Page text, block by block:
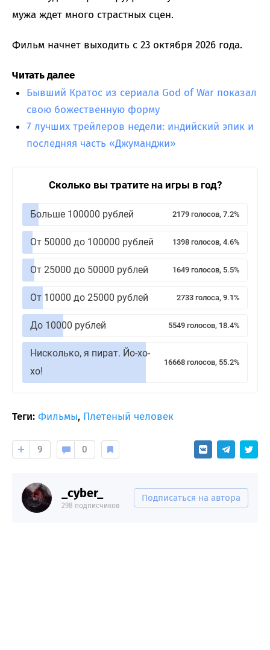
мужа ждет много страстных сцен.
Фильм начнет выходить с 23 октября 2026 года.
Читать далее
Бывший Кратос из сериала God of War показал
свою божественную форму
7 лучших трейлеров недели: индийский эпик и
последняя часть «Джуманджи»
Сколько вы тратите на игры в год?
Больше 100000 рублей 2179 голосов, 7.2%
От 50000 до 100000 рублей 1398 голосов, 4.6%
От 25000 до 50000 рублей 1649 голосов, 5.5%
От 10000 до 25000 рублей 2733 голоса, 9.1%
До 10000 рублей 5549 голосов, 18.4%
Нисколько, я пират. Йо-хо-
хо!
16668 голосов, 55.2%
Теги: Фильмы, Плетеный человек
9 0
_cyber_
298 подписчиков
Подписаться на автора